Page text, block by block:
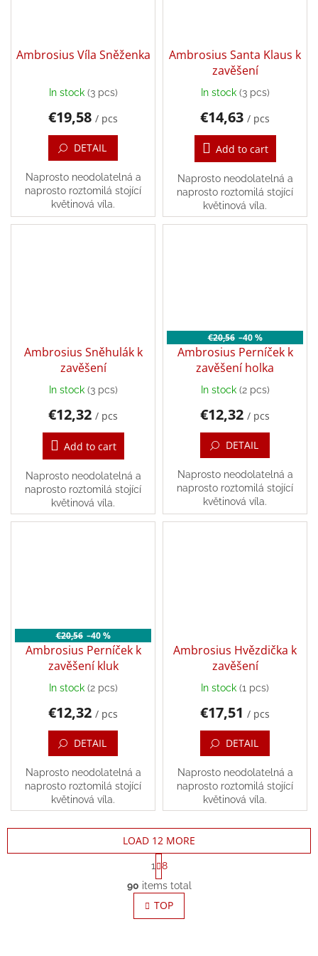
Ambrosius Víla Sněženka
In stock (3 pcs)
€19,58 / pcs
DETAIL
Naprosto neodolatelná a
naprosto roztomilá stojící
květinová víla.
Ambrosius Santa Klaus k
zavěšení
In stock (3 pcs)
€14,63 / pcs
Add to cart
Naprosto neodolatelná a
naprosto roztomilá stojící
květinová víla.
Ambrosius Sněhulák k
zavěšení
product
out
stars.
In stock (3 pcs)
€12,32 / pcs
Add to cart
Naprosto neodolatelná a
naprosto roztomilá stojící
květinová víla.
€20,56 –40 %
Ambrosius Perníček k
zavěšení holka
product
out
stars.
In stock (2 pcs)
€12,32 / pcs
DETAIL
Naprosto neodolatelná a
naprosto roztomilá stojící
květinová víla.
€20,56 –40 %
Ambrosius Perníček k
zavěšení kluk
product
out
stars.
In stock (2 pcs)
€12,32 / pcs
DETAIL
Naprosto neodolatelná a
naprosto roztomilá stojící
květinová víla.
Ambrosius Hvězdička k
zavěšení
In stock (1 pcs)
€17,51 / pcs
DETAIL
Naprosto neodolatelná a
naprosto roztomilá stojící
květinová víla.
L
i
s
t
LOAD 12 MORE
P
a
g
i
n
a
1 8
90 items total
TOP